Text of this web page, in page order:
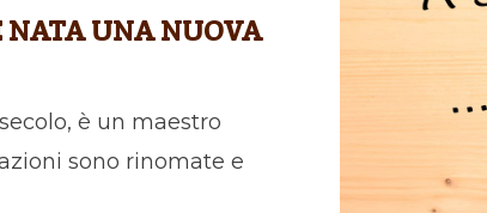
NATA UNA NUOVA
è un maestro
sono rinomate e